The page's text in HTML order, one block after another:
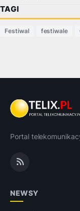
TAGI
Festiwal festiwale
Portal
NEWSY